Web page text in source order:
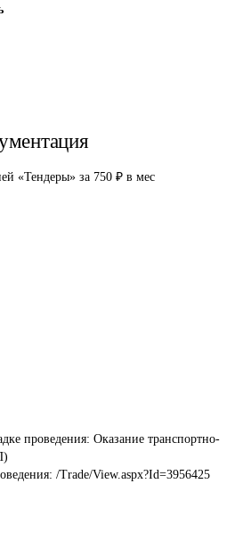
«Тендеры» за 750 ₽ в мес
проведения: Оказание транспортно-
/Trade/View.aspx?Id=3956425